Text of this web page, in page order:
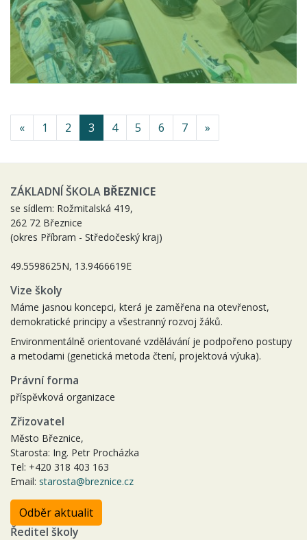
« 1 2 3 4 5 6 7 »
ZÁKLADNÍ ŠKOLA BŘEZNICE
se sídlem: Rožmitalská 419,
262 72 Březnice
(okres Příbram - Středočeský kraj)
49.5598625N, 13.9466619E
Vize školy
Máme jasnou koncepci, která je zaměřena na otevřenost,
demokratické principy a všestranný rozvoj žáků.
Environmentálně orientované vzdělávání je podpořeno postupy
a metodami (genetická metoda čtení, projektová výuka).
Právní forma
příspěvková organizace
Zřizovatel
Město Březnice,
Starosta: Ing. Petr Procházka
Tel: +420 318 403 163
Email: starosta@breznice.cz
Odběr aktualit
Ředitel školy